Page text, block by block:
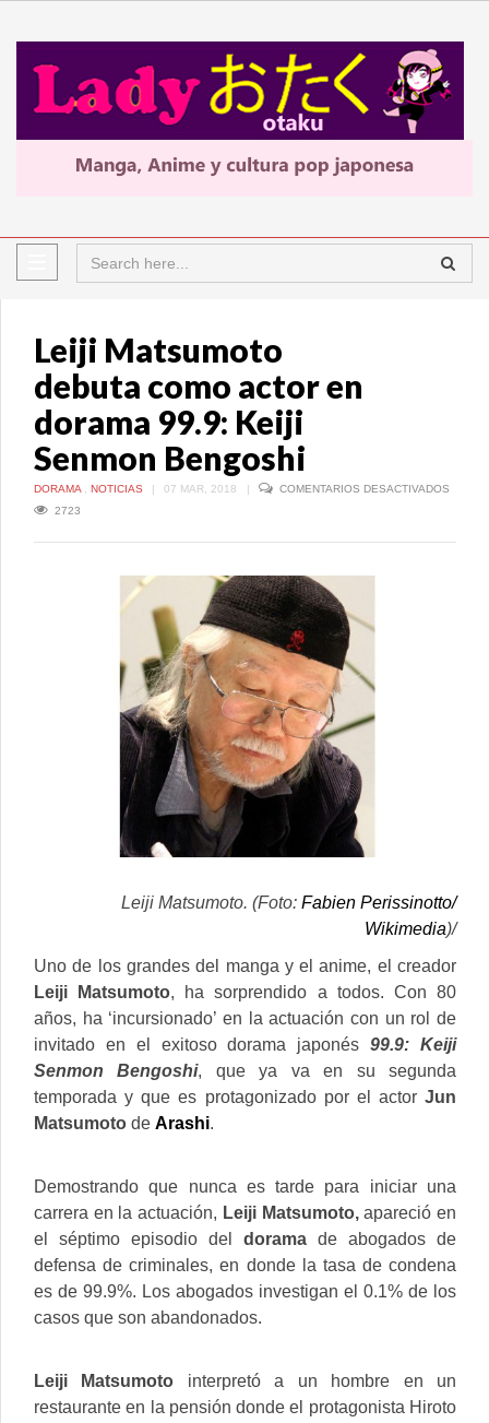
Leiji Matsumoto
debuta como actor en
dorama 99.9: Keiji
Senmon Bengoshi
DORAMA , NOTICIAS | 07 MAR, 2018 | COMENTARIOS DESACTIVADOS
COMO
2723
Leiji Matsumoto. (Foto: Fabien Perissinotto/
Wikimedia)/
Uno de los grandes del manga y el anime, el creador
Leiji Matsumoto, ha sorprendido a todos. Con 80
años, ha ‘incursionado’ en la actuación con un rol de
invitado en el exitoso dorama japonés99.9: Keiji
Senmon Bengoshi, que ya va en su segunda
temporada y que es protagonizado por el actor Jun
Matsumoto de Arashi.
Demostrando que nunca es tarde para iniciar una
carrera en la actuación, Leiji Matsumoto,apareció en
el séptimo episodio del dorama de abogados de
defensa de criminales, en donde la tasa de condena
es de 99.9%. Los abogados investigan el 0.1% de los
casos que son abandonados.
Leiji Matsumoto interpretó a un hombre en un
restaurante en la pensión donde el protagonista Hiroto